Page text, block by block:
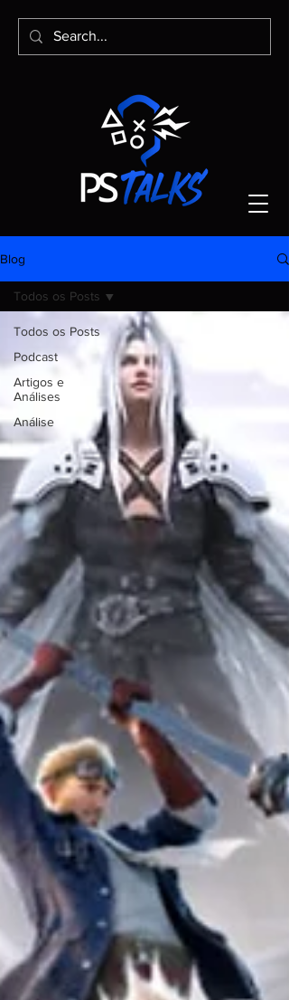
Blog
Todos os Posts
Podcast
Artigos e
Análises
Análise
Todos os Posts